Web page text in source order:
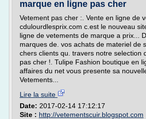
marque en ligne pas cher
Vetement pas cher :. Vente en ligne de
cdulourdlesprix.com c.est le nouveau
ligne de vetements de marque a prix...
marques de. vos achats de materiel de
chers clients qu. travers notre selection
pas cher !. Tulipe Fashion boutique en
affaires du net vous presente sa
Vetements...
Lire la suite
Date: 2017-02-14 17:12:17
Site : http://vetementscuir.blogspot.com